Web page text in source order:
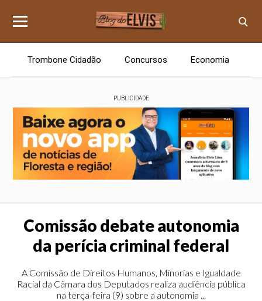
Trombone Cidadão Concursos Economia
PUBLICIDADE
Comissão debate autonomia
da perícia criminal federal
A Comissão de Direitos Humanos, Minorias e Igualdade
Racial da Câmara dos Deputados realiza audiência pública
na terça-feira (9) sobre a autonomia ...